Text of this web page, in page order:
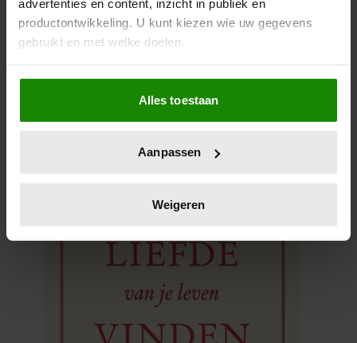
advertenties en content, inzicht in publiek en
productontwikkeling. U kunt kiezen wie uw gegevens
gebruikt en met welke doelen.
Als u het toestaat, willen we ook graag:
Informatie verzamelen over uw geografische
locatie, die tot een paar meter nauwkeurig kan zijn
scannen op specifieke eigenschappen (fingerprinting)
verwerkt en stel uw voorkeuren in het
intrekken in de Cookieverklaring.
personaliseren, om functies voor social media te bieden
informatie over uw gebruik van onze site met onze
Alles toestaan
Aanpassen
Weigeren
meteen wat voor vlees je in de kuip hebt. Het gaat niet om
het geld, het zegt iets over hoe hij zijn mannelijke energie
uitdraagt.
wordt hij of zij verliefd op.